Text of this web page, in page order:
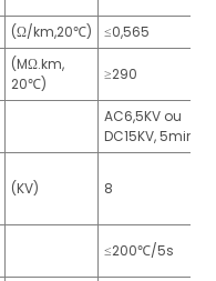
(Ω/km,20℃) ≤0,565
(MΩ.km,
20℃)
≥290
AC6,5KV ou
DC15KV, 5min
(KV) 8
≤200℃/5s